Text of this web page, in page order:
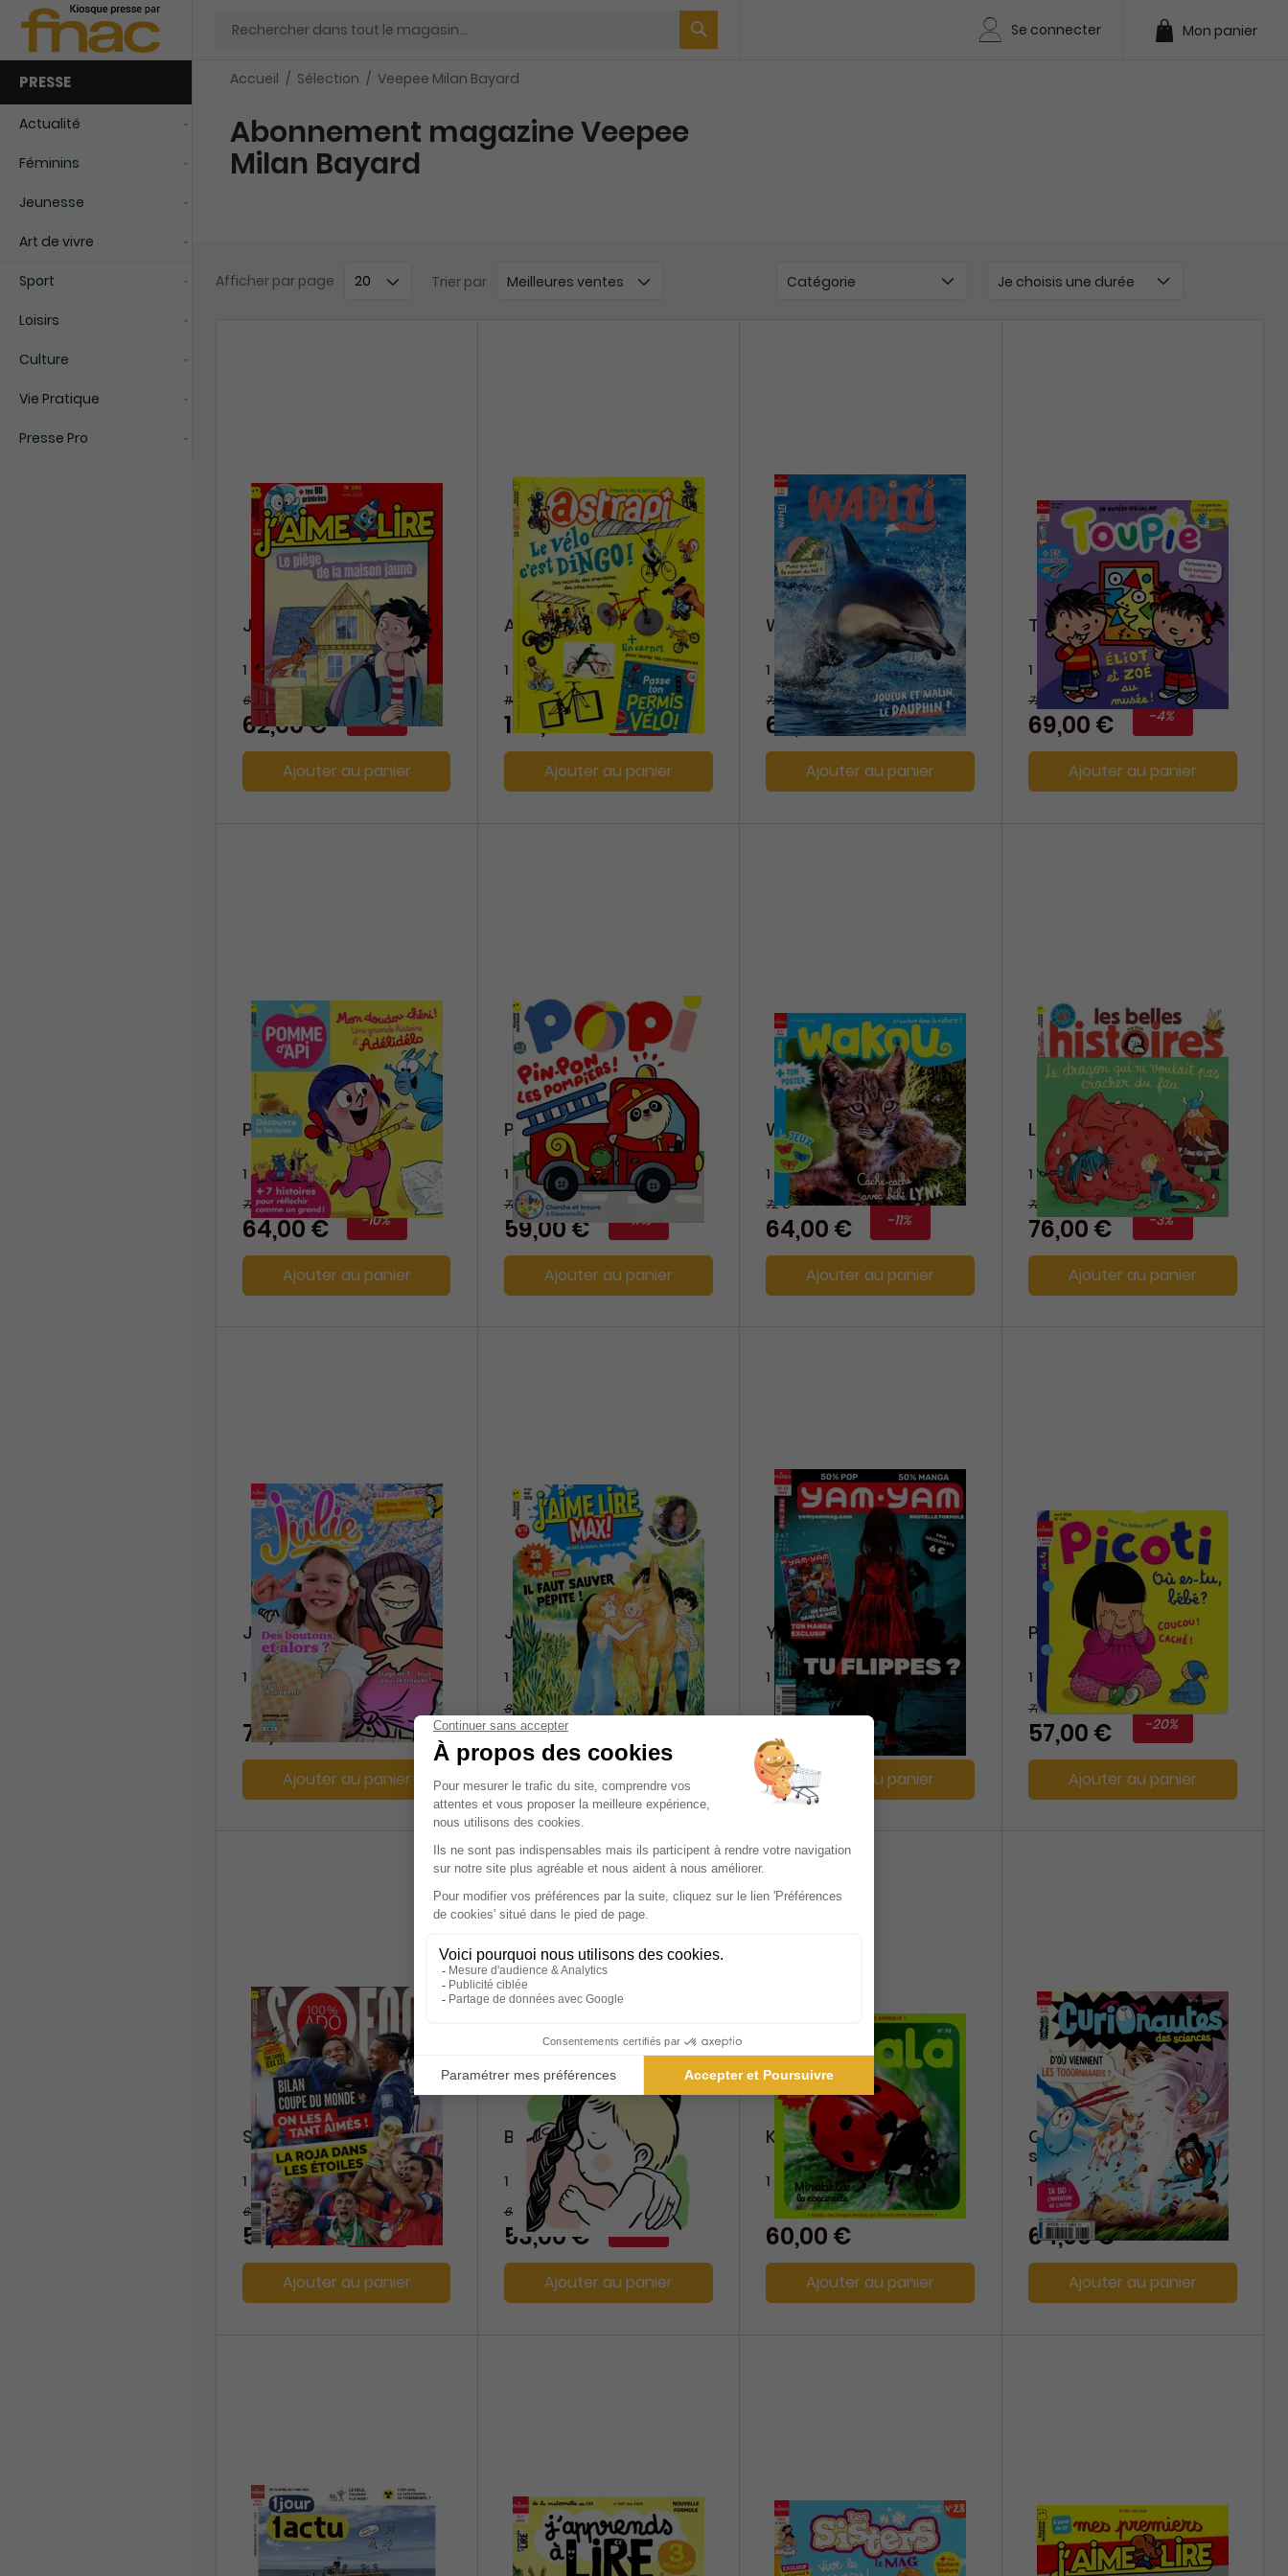
Chercher
Se connecter Mon panier
PRESSE
Actualité
Féminins
Jeunesse
Art de vivre
Sport
Loisirs
Culture
Vie Pratique
Presse Pro
Accueil Sélection Veepee Milan Bayard
Abonnement magazine Veepee
Milan Bayard
Catégorie Je choisis une durée
Afficher par page Trier par
J'aime Lire
1 an
66 €
62,00 € -6%
Ajouter au panier
Astrapi
1 an
114,40 €
109,00 € -5%
Ajouter au panier
Wapiti
1 an
72 €
65,00 € -10%
Ajouter au panier
Toupie
1 an
72 €
69,00 € -4%
Ajouter au panier
Pomme D'Api
1 an
71,40 €
64,00 € -10%
Ajouter au panier
Popi
1 an
71,40 €
59,00 € -17%
Ajouter au panier
Wakou
1 an
72 €
64,00 € -11%
Ajouter au panier
Les Belles Histoires
1 an
78 €
76,00 € -3%
Ajouter au panier
Julie
1 an
72,00 €
Ajouter au panier
J'aime lire Max
1 an
83,40 €
76,00 €
Ajouter au panier
Yam Yam
1 an
75,00 €
Ajouter au panier
Picoti
1 an
71,40 €
57,00 € -20%
Ajouter au panier
So foot club
1 an
60,50 €
57,00 € -6%
Ajouter au panier
Babille
1 an
60 €
53,00 € -12%
Ajouter au panier
Kolala
1 an
60,00 €
Ajouter au panier
Curionautes des
sciences
1 an
64,00 €
Ajouter au panier